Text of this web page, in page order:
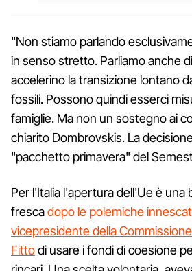
"Non stiamo parlando
in senso stretto. Parliamo anche
accelerino la transizione lontano
fossili. Possono quindi esserci
famiglie. Ma non un sostegno ai
chiarito Dombrovskis. La
"pacchetto primavera" del
Per l'Italia l'apertura dell'Ue è una
frescadopo le polemiche
vicepresidente della
Fittodi usare i fondi di coesione